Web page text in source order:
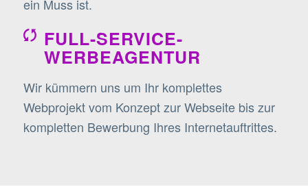
ein Muss ist.
FULL-SERVICE-
WERBEAGENTUR
Wir kümmern uns um Ihr komplettes
Webprojekt vom Konzept zur Webseite bis zur
kompletten Bewerbung Ihres Internetauftrittes.